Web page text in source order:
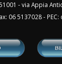
- via Appia
06 5137028 - PEC: